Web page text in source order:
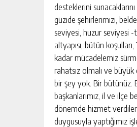
desteklerini
güzide şehirlerimizi,
seviyesi, huzur seviyesi -
altyapısı, bütün
kadar mücadelemiz
rahatsız olmalı ve
bir şey yok. Bir bütünüz.
başkanlarımız, il ve ilçe
dönemde hizmet
duygusuyla yaptığımız